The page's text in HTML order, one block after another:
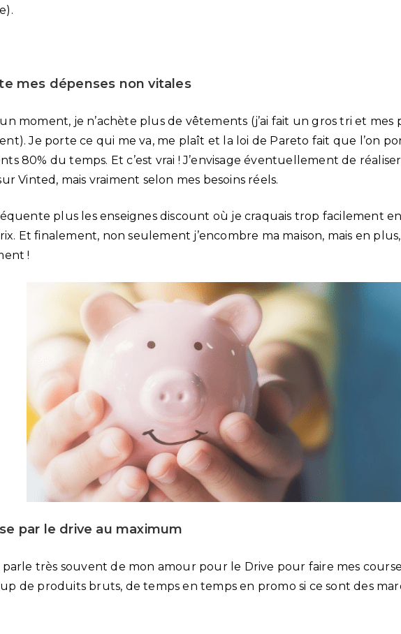
mes dépenses non vitales
moment, je n’achète plus de vêtements (j’ai fait un gros tri et mes
Je porte ce qui me va, me plaît et la loi de Pareto fait que l’on
80% du temps. Et c’est vrai ! J’envisage éventuellement de
Vinted, mais vraiment selon mes besoins réels.
plus les enseignes discount où je craquais trop facilement
Et finalement, non seulement j’encombre ma maison, mais en
!
par le drive au maximum
parle très souvent de mon amour pour le Drive pour faire mes
de produits bruts, de temps en temps en promo si ce sont des